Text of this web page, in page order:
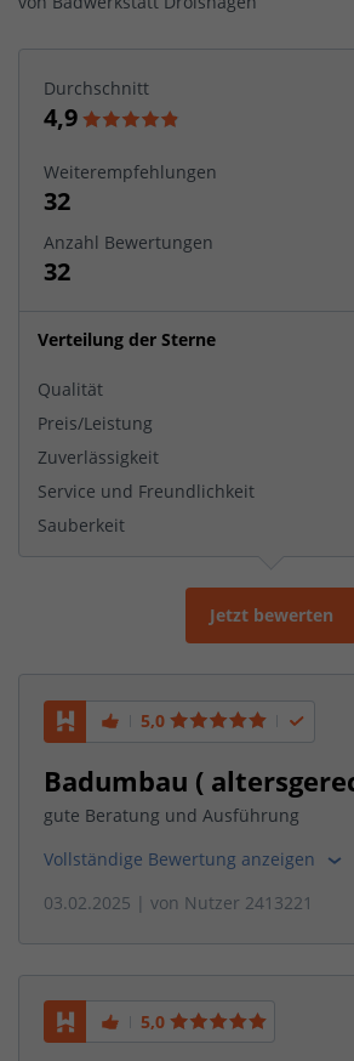
Durchschnitt
4,9
Weiterempfehlungen
32
Anzahl Bewertungen
32
Verteilung der Sterne
Qualität
Preis/Leistung
Zuverlässigkeit
Service und Freundlichkeit
Sauberkeit
Jetzt bewerten
5,0
Badumbau (
gute Beratung und Ausführung
Vollständige Bewertung anzeigen
03.02.2025 | von Nutzer 2413221
5,0